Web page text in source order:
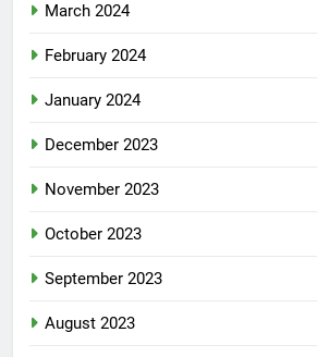
March 2024
February 2024
January 2024
December 2023
November 2023
October 2023
September 2023
August 2023